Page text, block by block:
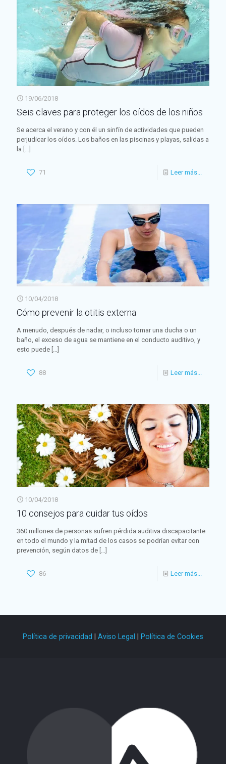
19/06/2018
Seis claves para proteger los oídos de los niños
Se acerca el verano y con él un sinfín de actividades que pueden
perjudicar los oídos. Los baños en las piscinas y playas, salidas a
la
71 Leer más...
10/04/2018
Cómo prevenir la otitis externa
A menudo, después de nadar, o incluso tomar una ducha o un
baño, el exceso de agua se mantiene en el conducto auditivo, y
esto puede […]
88 Leer más...
10/04/2018
10 consejos para cuidar tus oídos
360 millones de personas sufren pérdida auditiva discapacitante
en todo el mundo y la mitad de los casos se podrían evitar con
prevención, según datos de […]
86 Leer más...
Política de privacidad Aviso Legal Política de Cookies